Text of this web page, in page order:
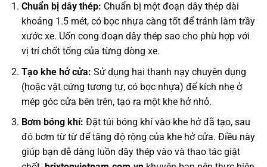
Chuẩn bị dây thép: Chuẩn bị một đoạn dây thép dài
khoảng 1.5 mét, có bọc nhựa càng tốt để tránh làm trầy
xước xe. Uốn cong đoạn dây thép sao cho phù hợp với
vị trí chốt tổng của từng dòng xe.
Tạo khe hở cửa: Sử dụng hai thanh nạy chuyên dụng
(hoặc vật cứng tương tự, có bọc nhựa) để kích nhẹ ở
mép góc cửa bên trên, tạo ra một khe hở nhỏ.
Bơm bóng khí: Đặt túi bóng khí vào khe hở đã tạo, sau
đó bơm từ từ để tăng độ rộng của khe hở cửa. Điều này
giúp bạn dễ dàng luồn dây thép vào và thao tác giật